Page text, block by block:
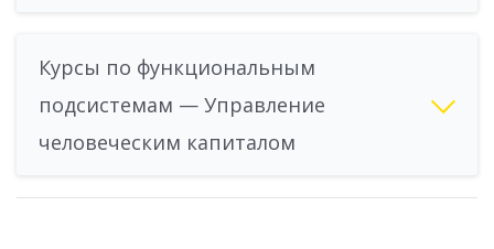
Курсы по функциональным
подсистемам — Управление
человеческим капиталом